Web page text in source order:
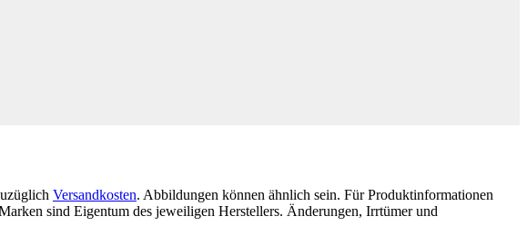
Versandkosten. Abbildungen können ähnlich sein. Für Produktinformationen
sind Eigentum des jeweiligen Herstellers. Änderungen, Irrtümer und